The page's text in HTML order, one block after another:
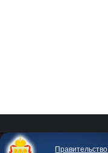
Правительство